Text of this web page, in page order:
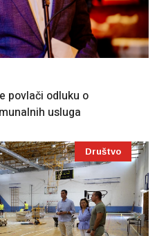
povlači odluku o
usluga
Društvo